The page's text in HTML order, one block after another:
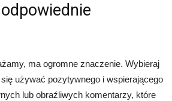
ma ogromne znaczenie. Wybieraj
używać pozytywnego i wspierającego
lub obraźliwych komentarzy, które